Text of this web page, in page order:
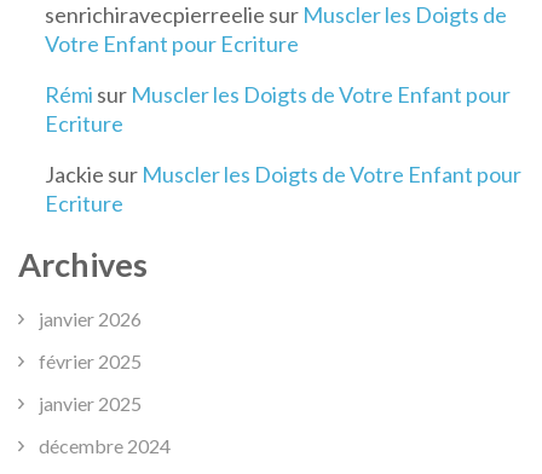
senrichiravecpierreelie sur Muscler les Doigts de
Votre Enfant pour Ecriture
Rémi sur Muscler les Doigts de Votre Enfant pour
Ecriture
Jackie sur Muscler les Doigts de Votre Enfant pour
Ecriture
Archives
janvier 2026
février 2025
janvier 2025
décembre 2024